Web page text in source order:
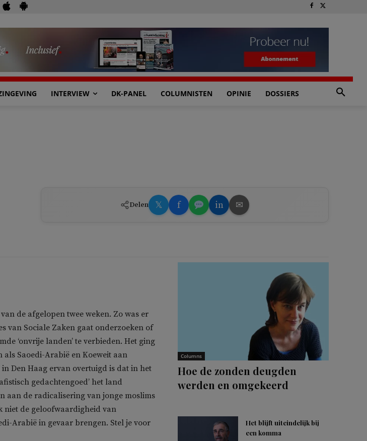
INTERVIEW DK-PANEL COLUMNISTEN OPINIE DOSSIERS
Delen 𝕏 f in ✉
de afgelopen twee weken. Zo was er
van Sociale Zaken gaat onderzoeken of
‘onvrije landen’ te verbieden. Het ging
Saoedi-Arabië en Koeweit aan
Den Haag ervan overtuigd is dat in het
gedachtengoed’ het land
aan de radicalisering van jonge moslims
niet de geloofwaardigheid van
Arabië in gevaar brengen. Stel je voor
Columns
Hoe de zonden deugden
werden en omgekeerd
Het blijft uiteindelijk bij
een komma